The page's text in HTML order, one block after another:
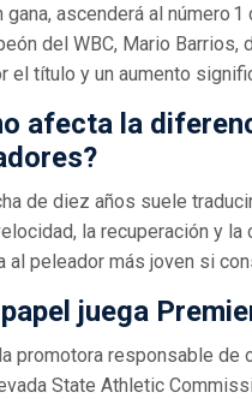
gana, ascenderá al número
del WBC, Mario
el título y un aumento
afecta la
de diez años suele
la recuperación y
al peleador más joven si
papel juega
promotora responsable de
State Athletic